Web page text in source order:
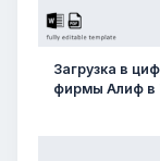
Загрузка в
фирмы Алиф в